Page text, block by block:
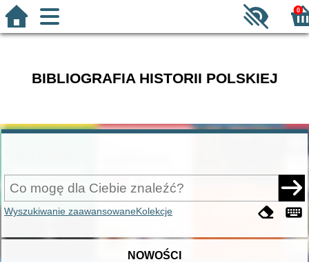
0
BIBLIOGRAFIA HISTORII POLSKIEJ
Wyszukiwanie zaawansowaneKolekcje
NOWOŚCI